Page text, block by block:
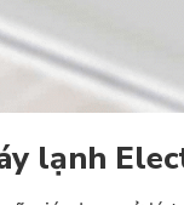
lạnh